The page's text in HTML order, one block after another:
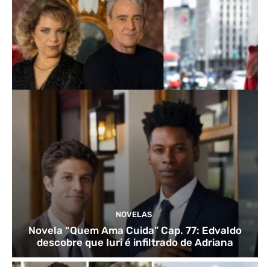
NOVELAS
Novela “Quem Ama Cuida” Cap. 77: Edvaldo
descobre que Iuri é infiltrado de Adriana